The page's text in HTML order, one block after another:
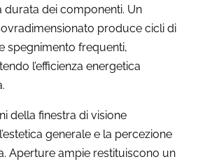
durata dei componenti. Un
produce cicli di
spegnimento frequenti,
l’efficienza energetica
della finestra di visione
generale e la percezione
Aperture ampie restituiscono un